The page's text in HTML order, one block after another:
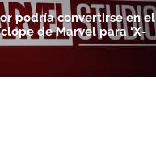
podría convertirse en el
de Marvel para ‘X-